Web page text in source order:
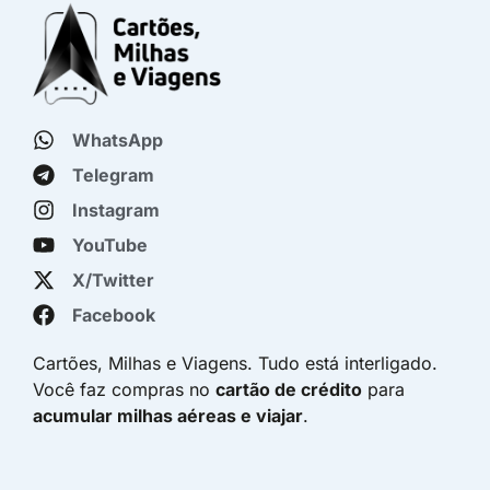
WhatsApp
Telegram
Instagram
YouTube
X/Twitter
Facebook
Cartões, Milhas e Viagens. Tudo está interligado.
Você faz compras no cartão de crédito para
acumular milhas aéreas e viajar.